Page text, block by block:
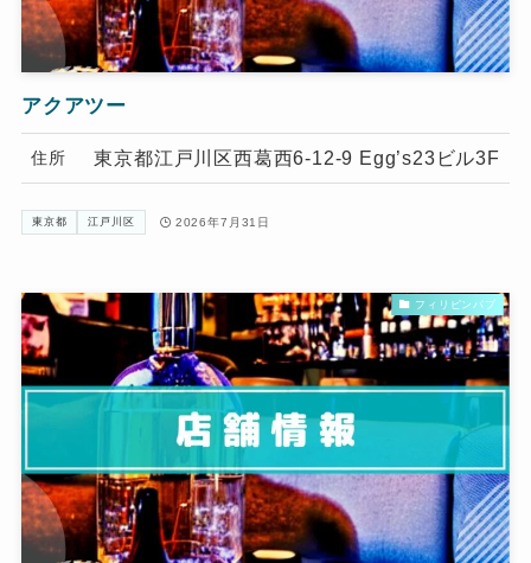
アクアツー
住所 東京都江戸川区西葛西6-12-9 Egg’s23ビル3F
東京都 江戸川区 2026年7月31日
フィリピンパブ